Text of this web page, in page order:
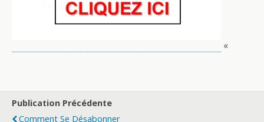
«
Publication Précédente
Comment Se Désabonner